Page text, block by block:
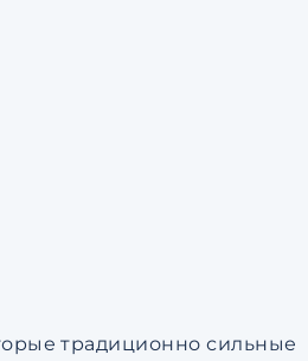
традиционно сильные